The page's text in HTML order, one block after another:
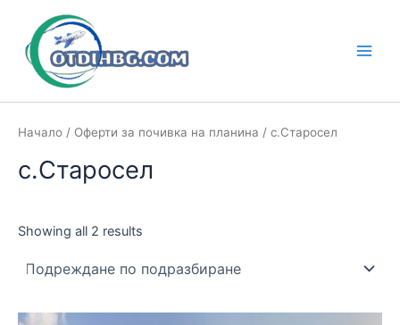
content
Начало / Оферти за почивка на планина / с.Старосел
с.Старосел
Showing all 2 results